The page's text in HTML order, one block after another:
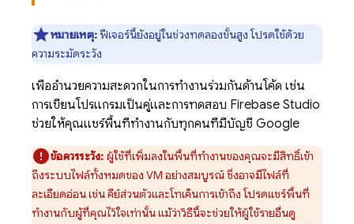
หมายเหตุ:ฟีเจอร์นี้ยังอยู่ในช่วงทดลองขั้นสูง โปรดใช้ด้วย
ความระมัดระวัง
เพื่ออำนวยความสะดวกในการทำงานร่วมกันด้านโค้ด เช่น
การเขียนโปรแกรมเป็นคู่และการทดสอบ Firebase Studio
ช่วยให้คุณแชร์พื้นที่ทำงานกับทุกคนที่มีบัญชี Google
ข้อควรระวัง: ผู้ใช้ที่เพิ่มลงในพื้นที่ทำงานของคุณจะมีสิทธิ์เข้า
ถึงระบบไฟล์ทั้งหมดของ VM อย่างสมบูรณ์ ซึ่งอาจมีไฟล์ที่
ละเอียดอ่อน เช่น คีย์ส่วนตัวและโทเค็นการเข้าถึง โปรดแชร์พื้นที่
ทำงานกับผู้ที่คุณไว้ใจเท่านั้น แม้ว่าวิธีนี้จะช่วยให้ผู้ใช้รายอื่นดู